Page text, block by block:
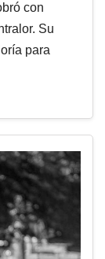
con
Su
para